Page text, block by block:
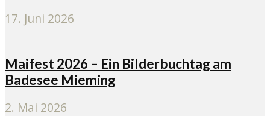
17. Juni 2026
Maifest 2026 – Ein Bilderbuchtag am
Badesee Mieming
2. Mai 2026